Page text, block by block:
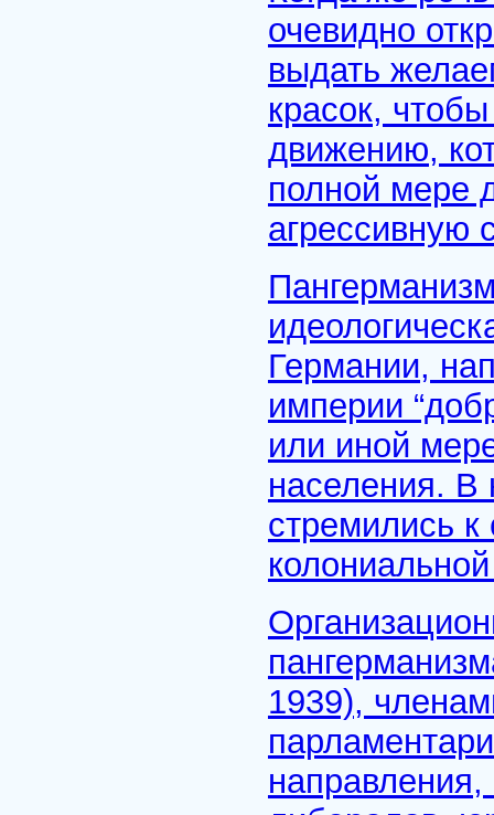
очевидно
выдать
красок,
движению,
полной мере
агрессивную
Германии,
империи
или иной
населения. В
стремились
1939),